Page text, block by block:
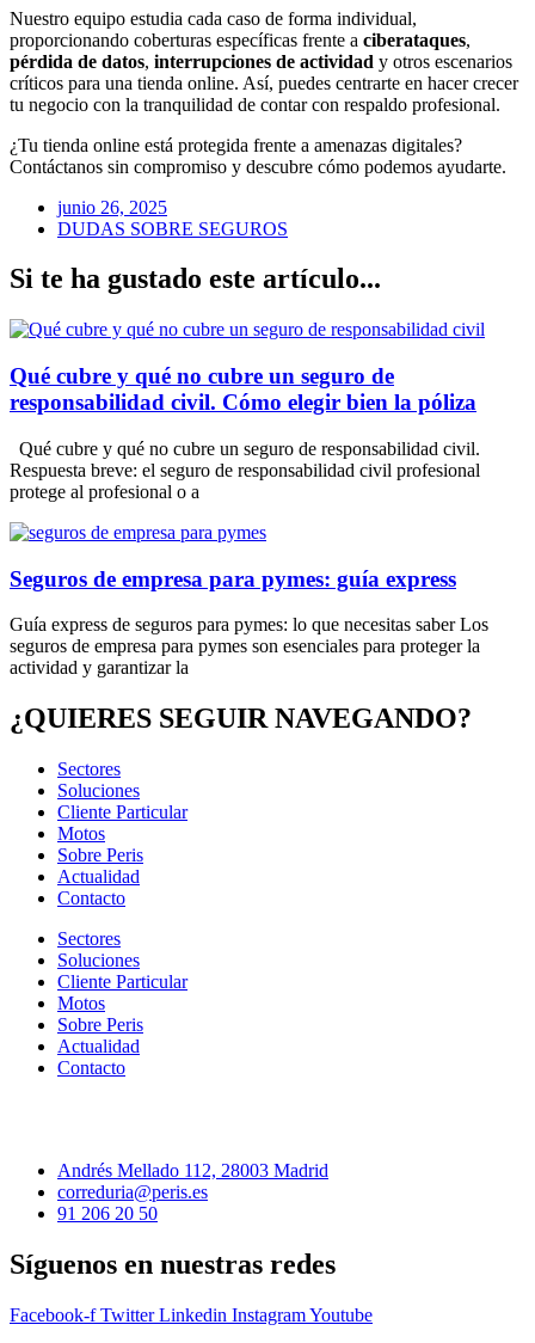
Nuestro equipo estudia cada caso de forma individual,
proporcionando coberturas específicas frente a ciberataques,
pérdida de datos, interrupciones de actividad y otros escenarios
críticos para una tienda online. Así, puedes centrarte en hacer crecer
tu negocio con la tranquilidad de contar con respaldo profesional.
¿Tu tienda online está protegida frente a amenazas digitales?
Contáctanos sin compromiso y descubre cómo podemos ayudarte.
junio 26, 2025
DUDAS SOBRE SEGUROS
Si te ha gustado este artículo...
Qué cubre y qué no cubre un seguro de
responsabilidad civil. Cómo elegir bien la póliza
Qué cubre y qué no cubre un seguro de responsabilidad civil.
Respuesta breve: el seguro de responsabilidad civil profesional
protege al profesional o a
Seguros de empresa para pymes: guía express
Guía express de seguros para pymes: lo que necesitas saber Los
seguros de empresa para pymes son esenciales para proteger la
actividad y garantizar la
¿QUIERES SEGUIR NAVEGANDO?
Sectores
Soluciones
Cliente Particular
Motos
Sobre Peris
Actualidad
Contacto
Sectores
Soluciones
Cliente Particular
Motos
Sobre Peris
Actualidad
Contacto
Andrés Mellado 112, 28003 Madrid
correduria@peris.es
91 206 20 50
Síguenos en nuestras redes
Facebook-f Twitter Linkedin InstagramYoutube